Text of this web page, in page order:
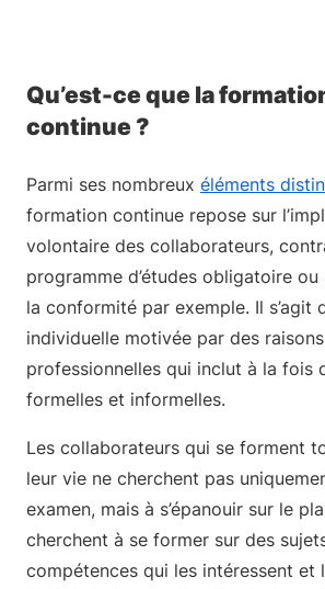
Qu’est-ce que la
continue ?
Parmi ses nombreux éléments
formation continue repose sur
volontaire des collaborateurs,
programme d’études obligatoire
la conformité par exemple. Il s’agit
individuelle motivée par des
professionnelles qui inclut à la fois
formelles et informelles.
Les collaborateurs qui se forment
leur vie ne cherchent pas
examen, mais à s’épanouir sur le
cherchent à se former sur des
compétences qui les intéressent et